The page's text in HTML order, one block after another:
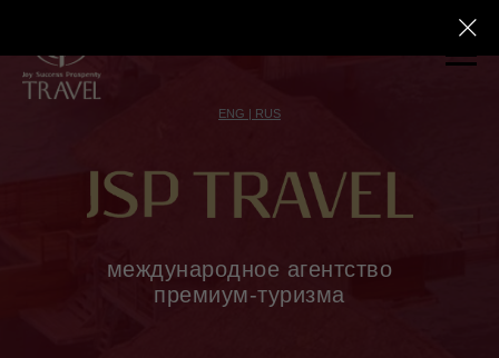
ENG | RUS
международное агентство
премиум-туризма